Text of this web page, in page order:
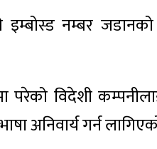
नम्बर जडानको
परेको विदेशी
अनिवार्य गर्न